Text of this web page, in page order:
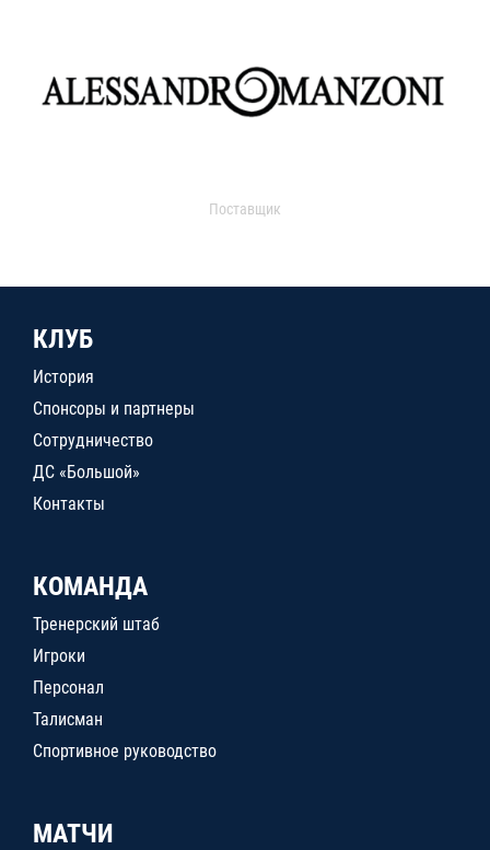
Поставщик
КЛУБ
История
Спонсоры и партнеры
Сотрудничество
ДС «Большой»
Контакты
КОМАНДА
Тренерский штаб
Игроки
Персонал
Талисман
Спортивное руководство
МАТЧИ